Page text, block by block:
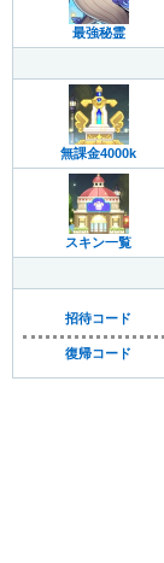
最強秘霊
無課金4000k
スキン一覧
招待コード
復帰コード